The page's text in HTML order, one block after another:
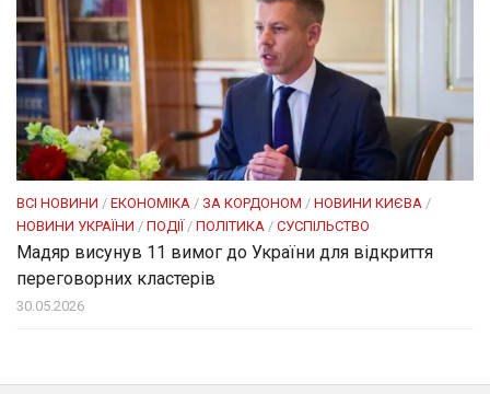
ВСІ НОВИНИ / ЕКОНОМІКА / ЗА КОРДОНОМ / НОВИНИ КИЄВА /
НОВИНИ УКРАЇНИ / ПОДІЇ/ ПОЛІТИКА / СУСПІЛЬСТВО
Мадяр висунув 11 вимог до України для відкриття
переговорних кластерів
30.05.2026